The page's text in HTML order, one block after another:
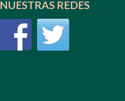
NUESTRAS REDES